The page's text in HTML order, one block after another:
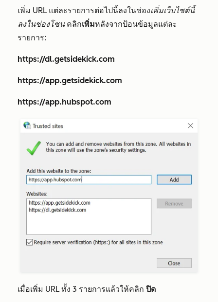
เพิ่ม URL แต่ละรายการต่อไปนี้ลงในช่องเพิ่มเว็บไซต์นี้
ลงในช่องโซน คลิกเพิ่มหลังจากป้อนข้อมูลแต่ละ
รายการ:
https://dl.getsidekick.com
https://app.getsidekick.com
https://app.hubspot.com
เมื่อเพิ่ม URL ทั้ง 3 รายการแล้วให้คลิก ปิด